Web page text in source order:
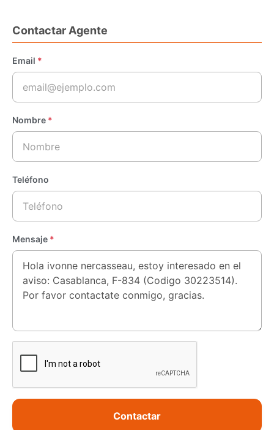
Contactar Agente
Email *
Nombre *
Teléfono
Mensaje *
Contactar